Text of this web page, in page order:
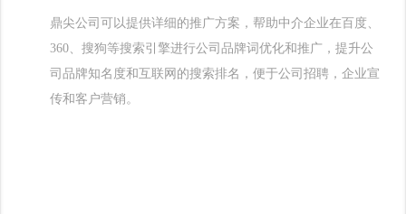
鼎尖公司可以提供详细的推广方案，帮助中介企业在百度、
360、搜狗等搜索引擎进行公司品牌词优化和推广，提升公
司品牌知名度和互联网的搜索排名，便于公司招聘，企业宣
传和客户营销。